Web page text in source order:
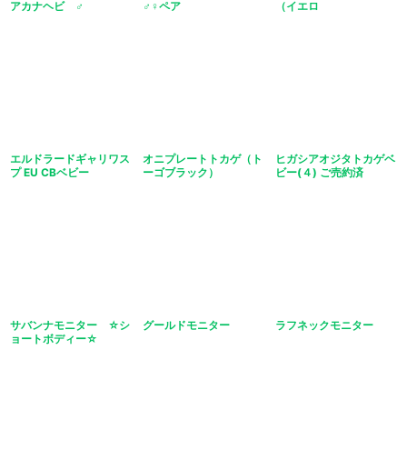
アカナヘビ ♂ ♂♀ペア （イエロ
エルドラードギャリワス
プ EU CBベビー
オニプレートトカゲ（ト
ーゴブラック）
ヒガシアオジタトカゲベ
ビー(４) ご売約済
サバンナモニター ☆シ
ョートボディー☆
グールドモニター ラフネックモニター